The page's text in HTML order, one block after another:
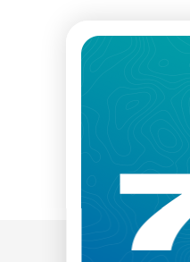
Dodatkowe
Zapisz się do
To nie wszystko
będziesz
nowościach,
oraz